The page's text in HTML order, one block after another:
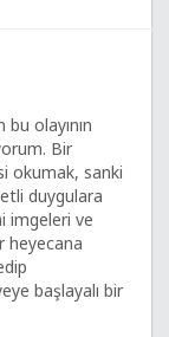
bu olayının
Bir
okumak, sanki
duygulara
imgeleri ve
heyecana
başlayalı bir